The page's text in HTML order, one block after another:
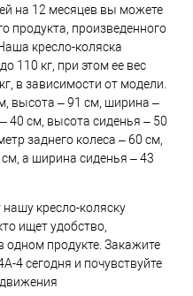
на 12 месяцев вы можете
продукта, произведенного
кресло-коляска
110 кг, при этом ее вес
в зависимости от модели.
высота – 91 см, ширина –
40 см, высота сиденья – 50
заднего колеса – 60 см,
а ширина сиденья – 43
нашу кресло-коляску
ищет удобство,
одном продукте. Закажите
4 сегодня и почувствуйте